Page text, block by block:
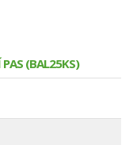
(BAL25KS)